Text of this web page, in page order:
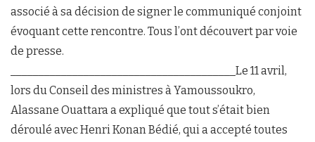
associé à sa décision de signer le communiqué conjoint
évoquant cette rencontre. Tous l’ont découvert par voie
de presse.
________________________________________Le 11 avril,
lors du Conseil des ministres à Yamoussoukro,
Alassane Ouattara a expliqué que tout s’était bien
déroulé avec Henri Konan Bédié, qui a accepté toutes